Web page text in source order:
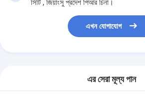
সিটি , জিয়াংসু প্রদেশ পিআর চিনা।
এখন যোগাযোগ
এর সেরা মূল্য পান